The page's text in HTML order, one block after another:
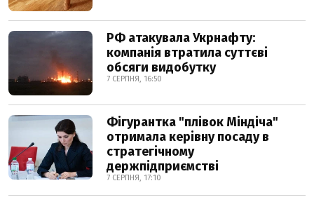
РФ атакувала Укрнафту:
компанія втратила суттєві
обсяги видобутку
7 СЕРПНЯ, 16:50
Фігурантка "плівок Міндіча"
отримала керівну посаду в
стратегічному
держпідприємстві
7 СЕРПНЯ, 17:10